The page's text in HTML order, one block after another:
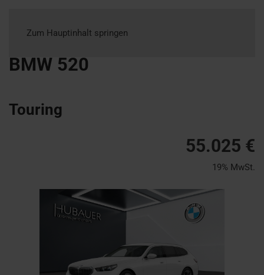
Zum Hauptinhalt springen
BMW 520
Touring
55.025 €
19% MwSt.